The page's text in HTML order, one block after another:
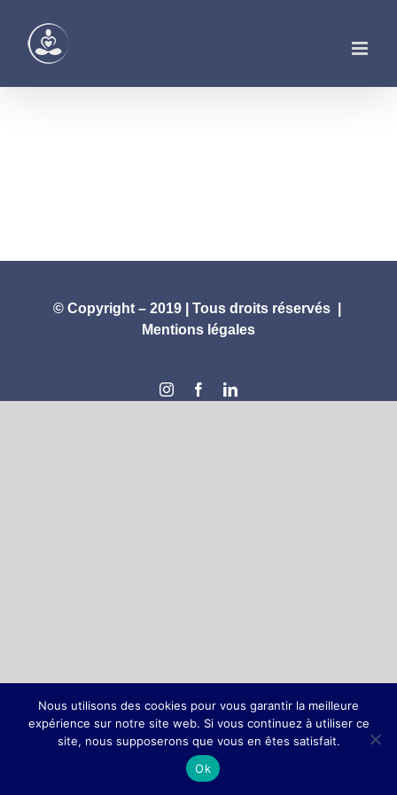
contenu
© Copyright – 2019 | Tous droits réservés |
Mentions légales
Nous utilisons des cookies pour vous garantir la meilleure
expérience sur notre site web. Si vous continuez à utiliser ce
site, nous supposerons que vous en êtes satisfait.
Ok